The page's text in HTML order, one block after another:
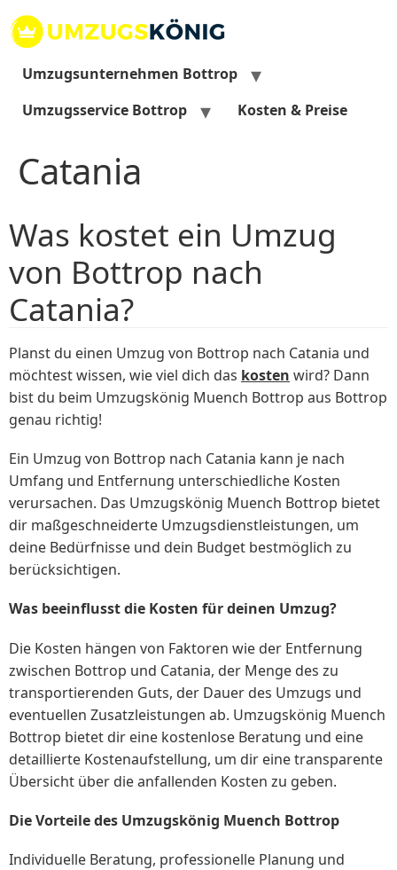
Inhalt
springen
Umzugsunternehmen Bottrop
Umzugsservice Bottrop
Kosten & Preise
Catania
Was kostet ein Umzug
von Bottrop nach
Catania?
Planst du einen Umzug von Bottrop nach Catania und
möchtest wissen, wie viel dich das kosten wird? Dann
bist du beim Umzugskönig Muench Bottrop aus Bottrop
genau richtig!
Ein Umzug von Bottrop nach Catania kann je nach
Umfang und Entfernung unterschiedliche Kosten
verursachen. Das Umzugskönig Muench Bottrop bietet
dir maßgeschneiderte Umzugsdienstleistungen, um
deine Bedürfnisse und dein Budget bestmöglich zu
berücksichtigen.
Was beeinflusst die Kosten für deinen Umzug?
Die Kosten hängen von Faktoren wie der Entfernung
zwischen Bottrop und Catania, der Menge des zu
transportierenden Guts, der Dauer des Umzugs und
eventuellen Zusatzleistungen ab. Umzugskönig Muench
Bottrop bietet dir eine kostenlose Beratung und eine
detaillierte Kostenaufstellung, um dir eine transparente
Übersicht über die anfallenden Kosten zu geben.
Die Vorteile des Umzugskönig Muench Bottrop
Individuelle Beratung, professionelle Planung und